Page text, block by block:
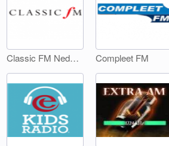
Classic FM Nederland Compleet FM